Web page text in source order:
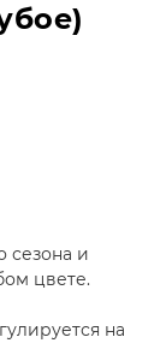
сезона и
цвете.
на